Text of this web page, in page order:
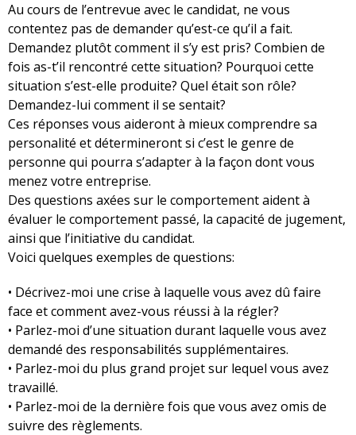
Au cours de l’entrevue avec le candidat, ne vous
contentez pas de demander qu’est-ce qu’il a fait.
Demandez plutôt comment il s’y est pris? Combien de
fois as-t’il rencontré cette situation? Pourquoi cette
situation s’est-elle produite? Quel était son rôle?
Demandez-lui comment il se sentait?
Ces réponses vous aideront à mieux comprendre sa
personalité et détermineront si c’est le genre de
personne qui pourra s’adapter à la façon dont vous
menez votre entreprise.
Des questions axées sur le comportement aident à
évaluer le comportement passé, la capacité de jugement,
ainsi que l’initiative du candidat.
Voici quelques exemples de questions:
• Décrivez-moi une crise à laquelle vous avez dû faire
face et comment avez-vous réussi à la régler?
• Parlez-moi d’une situation durant laquelle vous avez
demandé des responsabilités supplémentaires.
• Parlez-moi du plus grand projet sur lequel vous avez
travaillé.
• Parlez-moi de la dernière fois que vous avez omis de
suivre des règlements.